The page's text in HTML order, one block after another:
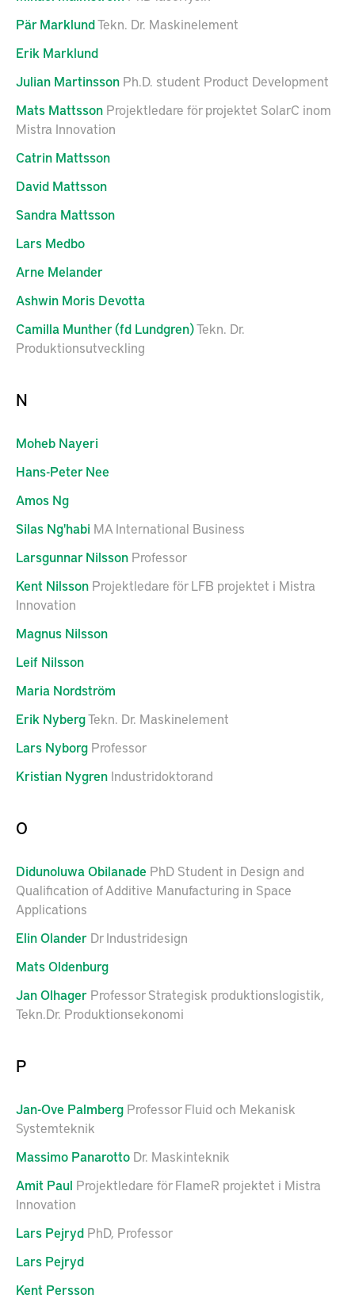
Pär MarklundTekn. Dr. Maskinelement
Erik Marklund
Julian Martinsson Ph.D. student Product Development
Mats Mattsson Projektledare för projektet SolarC inom
Mistra Innovation
Catrin Mattsson
David Mattsson
Sandra Mattsson
Lars Medbo
Arne Melander
Ashwin Moris Devotta
Camilla Munther (fd Lundgren)Tekn. Dr.
Produktionsutveckling
N
Moheb Nayeri
Hans-Peter Nee
Amos Ng
Silas Ng'habi MA International Business
Larsgunnar Nilsson Professor
Kent Nilsson Projektledare för LFB projektet i Mistra
Innovation
Magnus Nilsson
Leif Nilsson
Maria Nordström
Erik NybergTekn. Dr. Maskinelement
Lars Nyborg Professor
Kristian Nygren Industridoktorand
O
DidunoluwaObilanade PhD Student in Design and
Qualification of Additive Manufacturing in Space
Applications
ElinOlander Dr Industridesign
MatsOldenburg
JanOlhager Professor Strategisk produktionslogistik,
Tekn.Dr. Produktionsekonomi
P
Jan-Ove Palmberg Professor Fluid och Mekanisk
Systemteknik
Massimo Panarotto Dr. Maskinteknik
Amit Paul Projektledare för FlameR projektet i Mistra
Innovation
Lars Pejryd PhD, Professor
Lars Pejryd
Kent Persson